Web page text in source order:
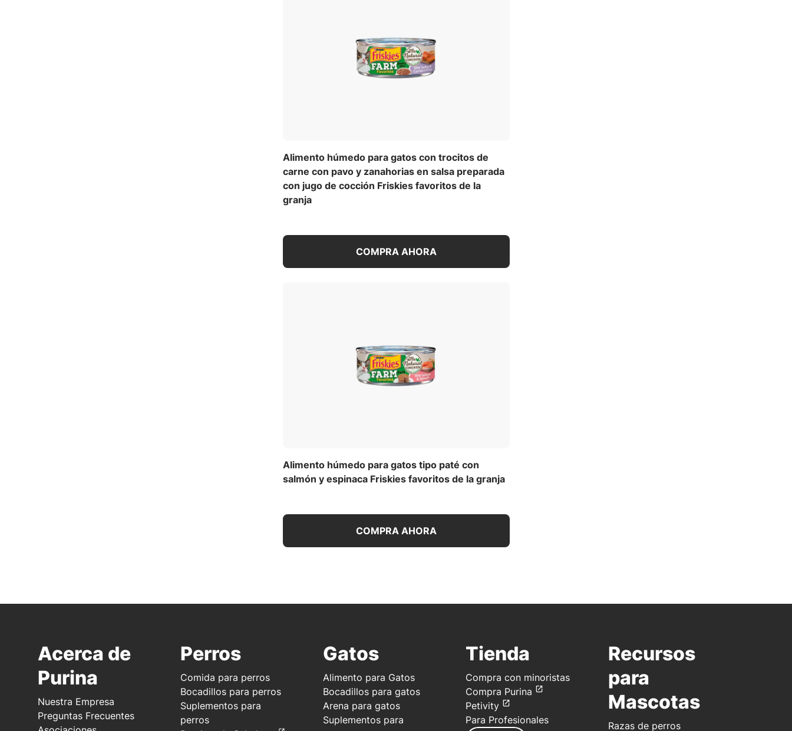
Alimento húmedo para gatos con trocitos de
carne con pavo y zanahorias en salsa preparada
con jugo de cocción Friskies favoritos de la
granja
COMPRA AHORA
Alimento húmedo para gatos tipo paté con
salmón y espinaca Friskies favoritos de la granja
COMPRA AHORA
Acerca de
Purina
Nuestra Empresa
Preguntas Frecuentes
Perros
Comida para perros
Bocadillos para perros
Suplementos para
perros
Gatos
Alimento para Gatos
Bocadillos para gatos
Arena para gatos
Suplementos para
Tienda
Compra con minoristas
Compra Purina
Petivity
Para Profesionales
Recursos
para
Mascotas
Razas de perros